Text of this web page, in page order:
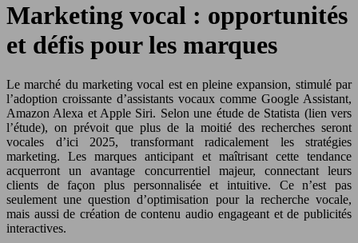
Marketing vocal : opportunités
et défis pour les marques
Le marché du marketing vocal est en pleine expansion, stimulé par
l’adoption croissante d’assistants vocaux comme Google Assistant,
Amazon Alexa et Apple Siri. Selon une étude de Statista (lien vers
l’étude), on prévoit que plus de la moitié des recherches seront
vocales d’ici 2025, transformant radicalement les stratégies
marketing. Les marques anticipant et maîtrisant cette tendance
acquerront un avantage concurrentiel majeur, connectant leurs
clients de façon plus personnalisée et intuitive. Ce n’est pas
seulement une question d’optimisation pour la recherche vocale,
mais aussi de création de contenu audio engageant et de publicités
interactives.